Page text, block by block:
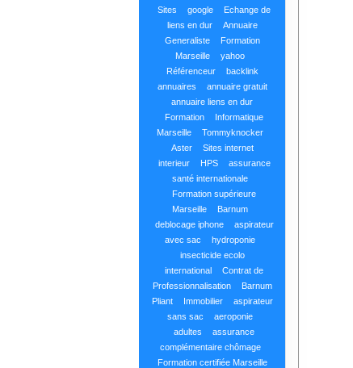
Sites
google
Echange de
liens en dur
Annuaire
Generaliste
Formation
Marseille
yahoo
Référenceur
backlink
annuaires
annuaire gratuit
annuaire liens en dur
Formation
Informatique
Marseille
Tommyknocker
Aster
Sites internet
interieur
HPS
assurance
santé internationale
Formation supérieure
Marseille
Barnum
deblocage iphone
aspirateur
avec sac
hydroponie
insecticide ecolo
international
Contrat de
Professionnalisation
Barnum
Pliant
Immobilier
aspirateur
sans sac
aeroponie
adultes
assurance
complémentaire chômage
Formation certifiée Marseille